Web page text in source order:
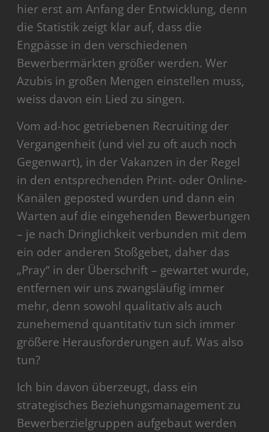
hier erst am Anfang der Entwicklung, denn
die Statistik zeigt klar auf, dass die
Engpässe in den verschiedenen
Bewerbermärkten größer werden. Wer
Azubis in großen Mengen einstellen muss,
weiss davon ein Lied zu singen.
Vom ad-hoc getriebenen Recruiting der
Vergangenheit (und viel zu oft auch noch
Gegenwart), in der Vakanzen in der Regel
in den entsprechenden Print- oder Online-
Kanälen geposted wurden und dann ein
Warten auf die eingehenden Bewerbungen
– je nach Dringlichkeit verbunden mit dem
ein oder anderen Stoßgebet, daher das
„Pray“ in der Überschrift – gewartet wurde,
entfernen wir uns zwangsläufig immer
mehr, denn sowohl qualitativ als auch
zunehemend quantitativ tun sich immer
größere Herausforderungen auf. Was also
tun?
Ich bin davon überzeugt, dass ein
strategisches Beziehungsmanagement zu
Bewerberzielgruppen aufgebaut werden